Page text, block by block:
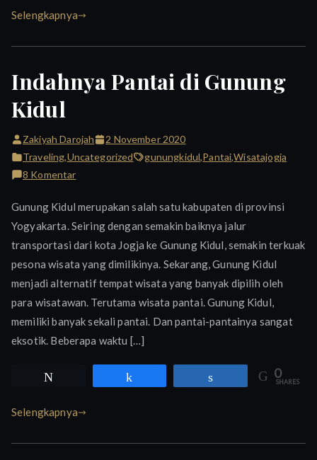
Selengkapnya
Indahnya Pantai di Gunung
Kidul
Zakiyah Darojah
2 November 2020
Traveling,Uncategorized gunungkidul,Pantai,Wisatajogja
8 Komentarpada
Pantai
di
Gunung
Kidul
Gunung Kidul merupakan salah satu kabupaten di provinsi
Yogyakarta. Seiring dengan semakin baiknya jalur
transportasi dari kota Jogja ke Gunung Kidul, semakin terkuak
pesona wisata yang dimilikinya. Sekarang, Gunung Kidul
menjadi alternatif tempat wisata yang banyak dipilih oleh
para wisatawan. Terutama wisata pantai. Gunung Kidul,
memiliki banyak sekali pantai. Dan pantai-pantainya sangat
eksotik. Beberapa waktu […]
0
SHARES
Selengkapnya